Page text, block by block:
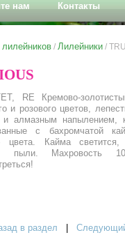
нам Контакты
лилейников / Лилейники /
RE Кремово-
и розового цветов,
и алмазным напылением,
с бахромчатой
цвета. Кайма светится,
пыли. Махровость
в раздел